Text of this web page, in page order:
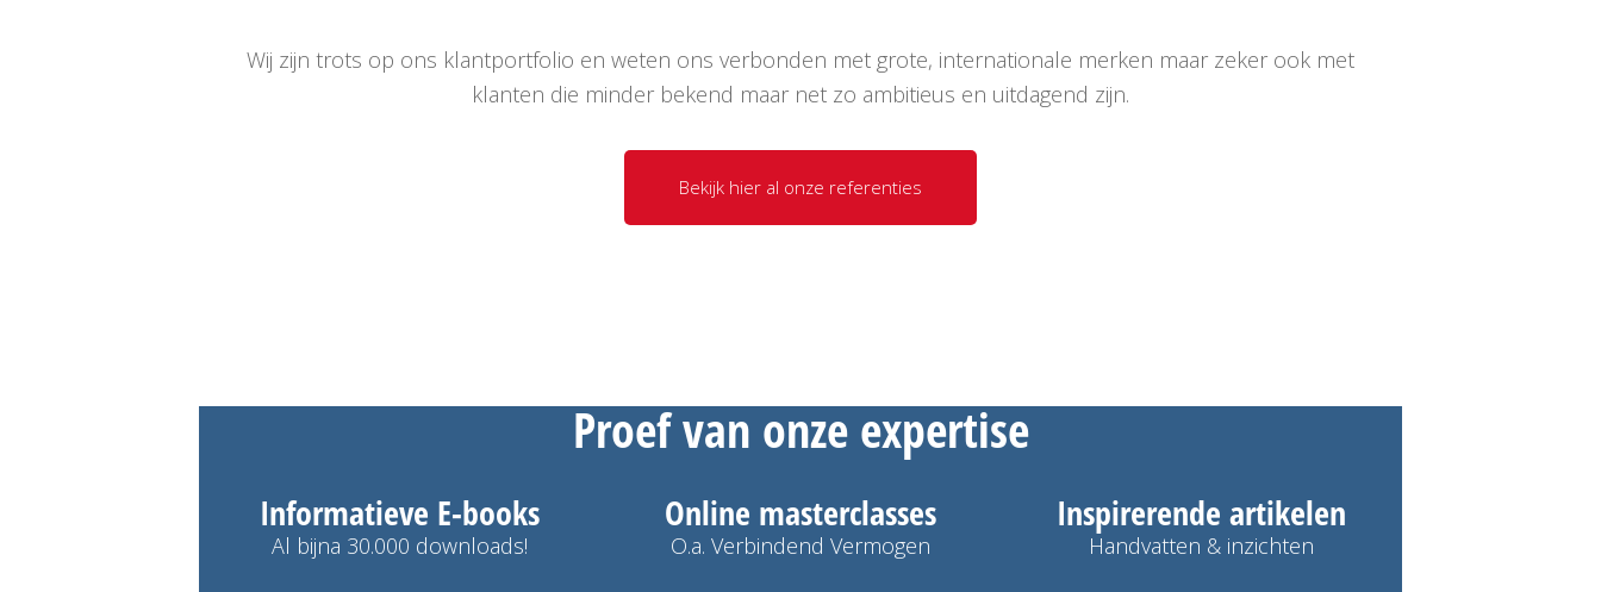
Wij zijn trots op ons klantportfolio en weten ons verbonden met grote, internationale merken maar zeker ook met
klanten die minder bekend maar net zo ambitieus en uitdagend zijn.
Bekijk hier al onze referenties
Proef van onze expertise
Informatieve E-books
Al bijna 30.000 downloads!
Online masterclasses
O.a. Verbindend Vermogen
Inspirerende artikelen
Handvatten & inzichten